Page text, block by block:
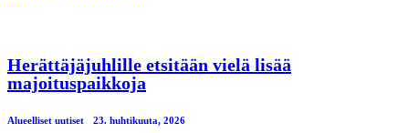
Herättäjäjuhlille etsitään vielä lisää
majoituspaikkoja
Alueelliset uutiset 23. huhtikuuta, 2026